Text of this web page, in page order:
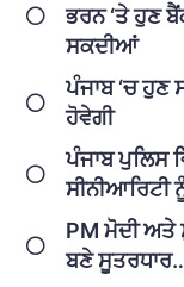
ਭਰਨ ‘ਤੇ ਹੁਣ
ਸਕਦੀਆਂ
ਪੰਜਾਬ ‘ਚ ਹੁਣ
ਹੋਵੇਗੀ
ਪੰਜਾਬ ਪੁਲਿਸ
ਸੀਨੀਆਰਿਟੀ
PM ਮੋਦੀ ਅਤੇ
ਬਣੇ